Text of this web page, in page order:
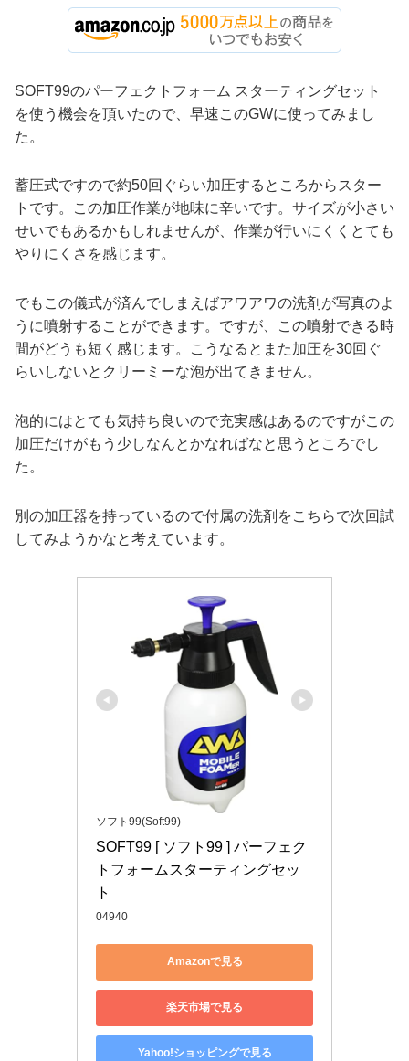
SOFT99のパーフェクトフォーム スターティングセット
を使う機会を頂いたので、早速このGWに使ってみまし
た。
蓄圧式ですので約50回ぐらい加圧するところからスター
トです。この加圧作業が地味に辛いです。サイズが小さい
せいでもあるかもしれませんが、作業が行いにくくとても
やりにくさを感じます。
でもこの儀式が済んでしまえばアワアワの洗剤が写真のよ
うに噴射することができます。ですが、この噴射できる時
間がどうも短く感じます。こうなるとまた加圧を30回ぐ
らいしないとクリーミーな泡が出てきません。
泡的にはとても気持ち良いので充実感はあるのですがこの
加圧だけがもう少しなんとかなればなと思うところでし
た。
別の加圧器を持っているので付属の洗剤をこちらで次回試
してみようかなと考えています。
ソフト99(Soft99)
SOFT99 [ ソフト99 ] パーフェク
トフォームスターティングセッ
ト
04940
Amazonで見る
楽天市場で見る
Yahoo!ショッピングで見る